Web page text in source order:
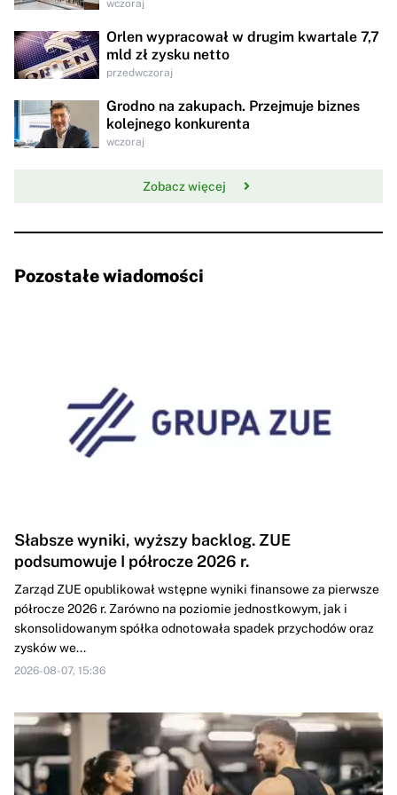
wczoraj
Orlen wypracował w drugim kwartale 7,7
mld zł zysku netto
przedwczoraj
Grodno na zakupach. Przejmuje biznes
kolejnego konkurenta
wczoraj
Zobacz więcej
Pozostałe wiadomości
Słabsze wyniki, wyższy backlog. ZUE
podsumowuje I półrocze 2026 r.
Zarząd ZUE opublikował wstępne wyniki finansowe za pierwsze
półrocze 2026 r. Zarówno na poziomie jednostkowym, jak i
skonsolidowanym spółka odnotowała spadek przychodów oraz
zysków we...
2026-08-07, 15:36